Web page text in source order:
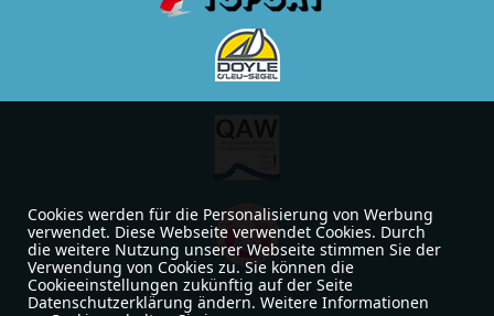
Cookies werden für die Personalisierung von Werbung
verwendet. Diese Webseite verwendet Cookies. Durch
die weitere Nutzung unserer Webseite stimmen Sie der
Verwendung von Cookies zu. Sie können die
Cookieeinstellungen zukünftig auf der Seite
Datenschutzerklärung ändern. Weitere Informationen